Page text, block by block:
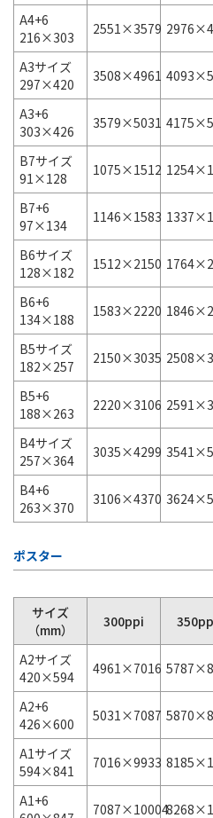
A4+6
216×303
2551×3579
A3サイズ
297×420
3508×4961
A3+6
303×426
3579×5031
B7サイズ
91×128
1075×1512
B7+6
97×134
1146×1583
B6サイズ
128×182
1512×2150
B6+6
134×188
1583×2220
B5サイズ
182×257
2150×3035
B5+6
188×263
2220×3106
B4サイズ
257×364
3035×4299
B4+6
263×370
3106×4370
ポスター
サイズ
（mm）
300ppi
A2サイズ
420×594
4961×7016
A2+6
426×600
5031×7087
A1サイズ
594×841
7016×9933
A1+6
7087×10004